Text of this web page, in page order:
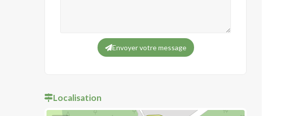
Envoyer votre message
Localisation